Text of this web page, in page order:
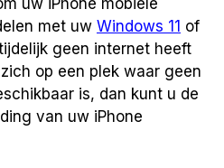
uw iPhone mobiele
met uw Windows 11 of
geen internet heeft
op een plek waar geen
is, dan kunt u de
van uw iPhone